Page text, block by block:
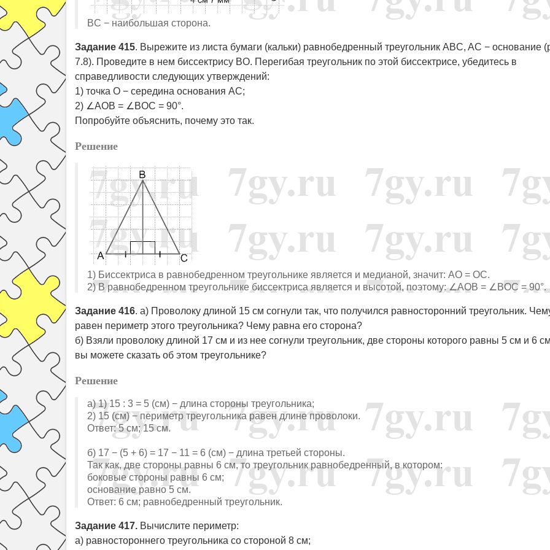
BC − наибольшая сторона.
Задание 415. Вырежите из листа бумаги (кальки) равнобедренный треугольник ABC, AC − основание
7.8). Проведите в нем биссектрису BO. Перегибая треугольник по этой биссектрисе, убедитесь в
справедливости следующих утверждений:
1) точка O − середина основания AC;
2) ∠AOB = ∠BOC = 90°.
Попробуйте объяснить, почему это так.
Решение
1) Биссектриса в равнобедренном треугольнике является и медианой, значит: AO = OC.
2) В равнобедренном треугольнике биссектриса является и высотой, поэтому: ∠AOB = ∠BOC = 90°.
Задание 416. а) Проволоку длиной 15 см согнули так, что получился равносторонний треугольник.
равен периметр этого треугольника? Чему равна его сторона?
б) Взяли проволоку длиной 17 см и из нее согнули треугольник, две стороны которого равны 5 см и 6
вы можете сказать об этом треугольнике?
Решение
а) 1) 15 : 3 = 5 (см) − длина стороны треугольника;
2) 15 (см) − периметр треугольника равен длине проволоки.
Ответ: 5 см; 15 см.
б) 17 − (5 + 6) = 17 − 11 = 6 (см) − длина третьей стороны.
Так как, две стороны равны 6 см, то треугольник равнобедренный, в котором:
боковые стороны равны 6 см;
основание равно 5 см.
Ответ: 6 см; равнобедренный треугольник.
Задание 417. Вычислите периметр:
а) равностороннего треугольника со стороной 8 см;